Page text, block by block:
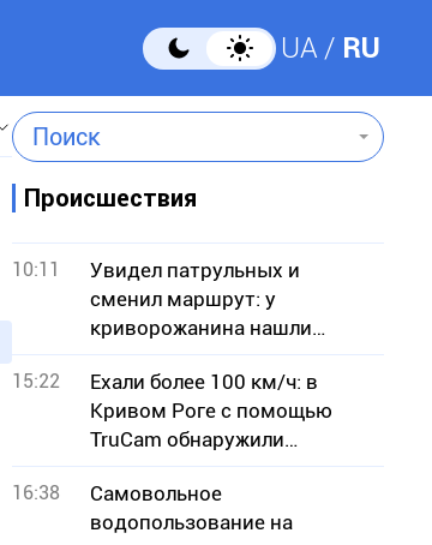
UA RU
Поиск
Происшествия
10:11
Увидел патрульных и
сменил маршрут: у
криворожанина нашли
вероятные наркотики
15:22
Ехали более 100 км/ч: в
Кривом Роге с помощью
TruCam обнаружили
водителей-нарушителей
16:38
Самовольное
водопользование на